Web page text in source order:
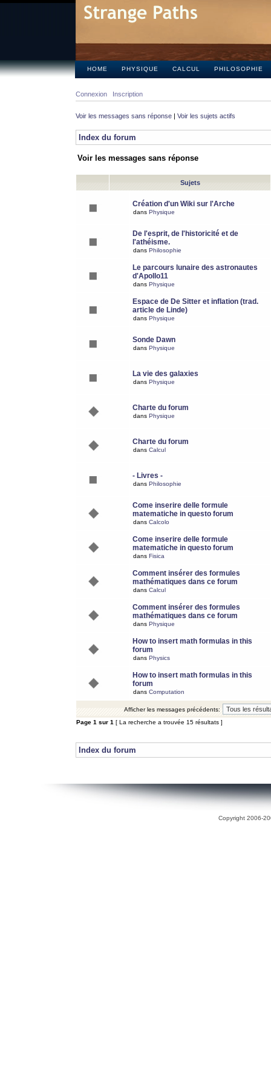
HOME PHYSIQUE CALCUL PHILOSOPHIE
Connexion Inscription
Voir les messages sans réponse | Voir les sujets actifs
Index du forum
Voir les messages sans réponse
Sujets
Création d'un Wiki sur l'Arche
dans Physique
De l'esprit, de l'historicité et de
l'athéisme.
dans Philosophie
Le parcours lunaire des astronautes
d'Apollo11
dans Physique
Espace de De Sitter et inflation (trad.
article de Linde)
dans Physique
Sonde Dawn
dans Physique
La vie des galaxies
dans Physique
Charte du forum
dans Physique
Charte du forum
dans Calcul
- Livres -
dans Philosophie
Come inserire delle formule
matematiche in questo forum
dans Calcolo
Come inserire delle formule
matematiche in questo forum
dans Fisica
Comment insérer des formules
mathématiques dans ce forum
dans Calcul
Comment insérer des formules
mathématiques dans ce forum
dans Physique
How to insert math formulas in this
forum
dans Physics
How to insert math formulas in this
forum
dans Computation
Afficher les messages précédents:
Page 1 sur 1 [ La recherche a trouvée 15 résultats ]
Index du forum
Copyright 2006-